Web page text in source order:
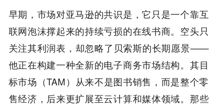
早期，市场对亚马逊的共识是，它只是一个靠互
联网泡沫撑起来的持续亏损的在线书商。空头只
关注其利润表，却忽略了贝索斯的长期愿景——
他正在构建一种全新的电子商务市场结构。其目
标市场（TAM）从来不是图书销售，而是整个零
售经济，后来更扩展至云计算和媒体领域。那些